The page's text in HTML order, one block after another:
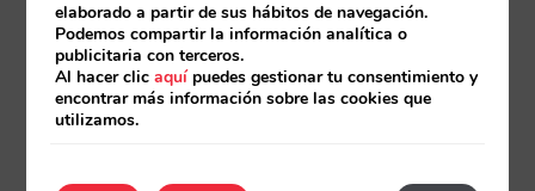
elaborado a partir de sus hábitos de navegación.
Podemos compartir la información analítica o
publicitaria con terceros.
Al hacer clicaquípuedes gestionar tu consentimiento y
encontrar más información sobre las cookies que
utilizamos.